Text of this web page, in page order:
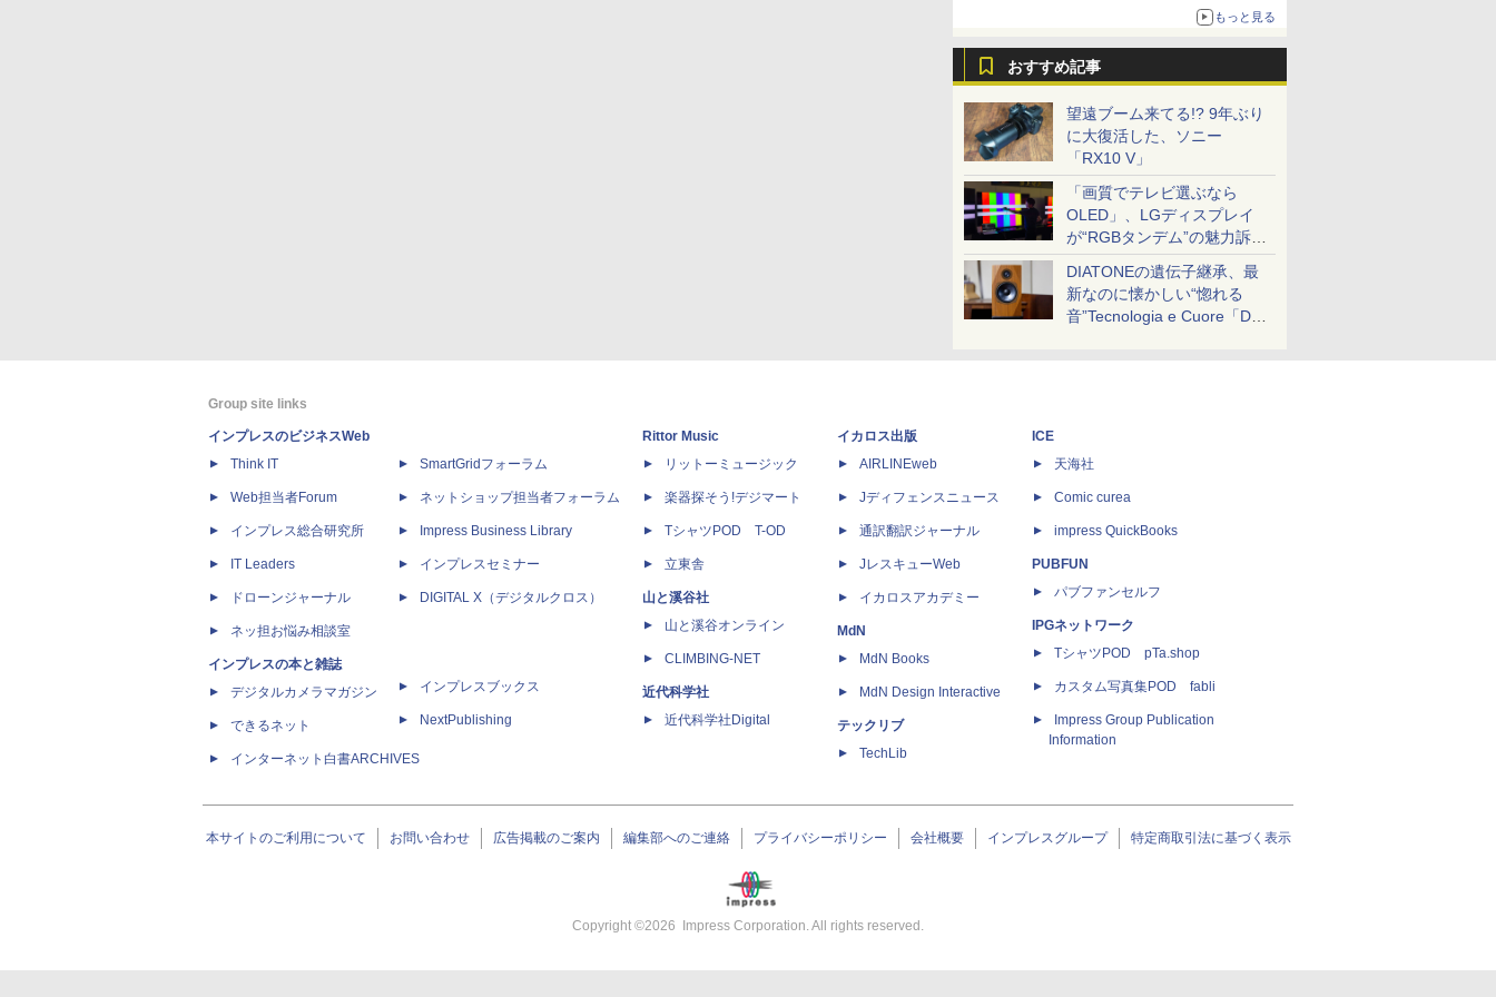
もっと見る
おすすめ記事
望遠ブーム来てる!? 9年ぶり
に大復活した、ソニー
「RX10 V」
「画質でテレビ選ぶなら
OLED」、LGディスプレイ
が“RGBタンデム”の魅力訴
求。液晶とのガチ比較も
DIATONEの遺伝子継承、最
新なのに懐かしい“惚れる
音”Tecnologia e Cuore「DS-
Group site links
インプレスのビジネスWeb
Think IT
Web担当者Forum
インプレス総合研究所
IT Leaders
ドローンジャーナル
ネッ担お悩み相談室
インプレスの本と雑誌
デジタルカメラマガジン
できるネット
インターネット白書ARCHIVES
SmartGridフォーラム
ネットショップ担当者フォーラム
Impress Business Library
インプレスセミナー
DIGITAL X（デジタルクロス）
インプレスブックス
NextPublishing
Rittor Music
リットーミュージック
楽器探そう!デジマート
TシャツPOD T-OD
立東舎
山と溪谷社
山と溪谷オンライン
CLIMBING-NET
近代科学社
近代科学社Digital
イカロス出版
AIRLINEweb
Jディフェンスニュース
通訳翻訳ジャーナル
JレスキューWeb
イカロスアカデミー
MdN
MdN Books
MdN Design Interactive
テックリブ
TechLib
ICE
天海社
Comic curea
impress QuickBooks
PUBFUN
パブファンセルフ
IPGネットワーク
TシャツPOD pTa.shop
カスタム写真集POD fabli
Impress Group Publication
Information
本サイトのご利用について お問い合わせ 広告掲載のご案内 編集部へのご連絡 プライバシーポリシー 会社概要 インプレスグループ 特定商取引法に基づく表示
Copyright ©2026 Impress Corporation. All rights reserved.